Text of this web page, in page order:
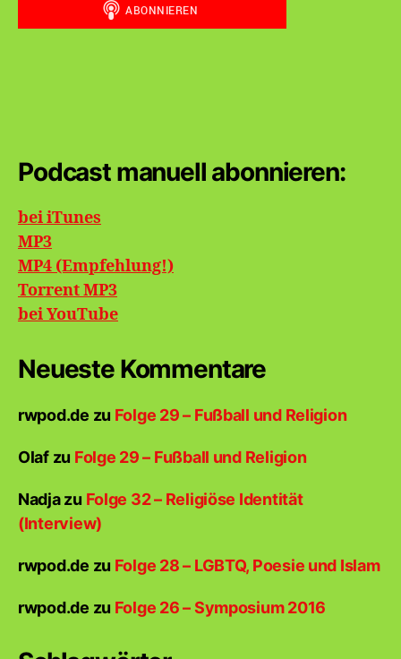
Podcast manuell abonnieren:
bei iTunes
MP3
MP4 (Empfehlung!)
Torrent MP3
beiYouTube
Neueste Kommentare
rwpod.de zu Folge 29 – Fußball und Religion
Olafzu Folge 29 – Fußball und Religion
Nadjazu Folge 32 – Religiöse Identität
(Interview)
rwpod.de zu Folge 28 – LGBTQ, Poesie und Islam
rwpod.de zu Folge 26 – Symposium 2016